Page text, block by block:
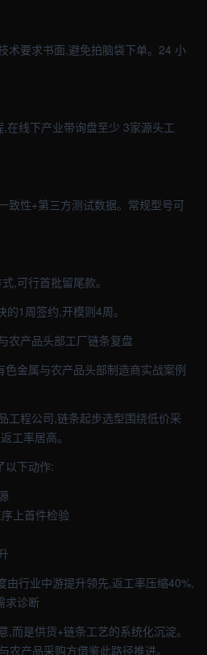
术要求书面,避免拍脑袋下单。24 小
在线下产业带询盘至少 3家源头工
致性+第三方测试数据。常规型号可
,可行首批留尾款。
1周签约,开模则4周。
农产品头部工厂链条复盘
金属与农产品头部制造商实战案例
工程公司,链条起步选型围绕低价采
工率居高。
以下动作:
上首件检验
由行业中游提升领先,返工率压缩40%,
求诊断
,而是供货+链条工艺的系统化沉淀。
农产品采购方借鉴此路径推进。